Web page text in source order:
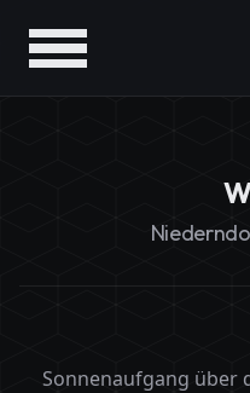
Sonnenaufgang über